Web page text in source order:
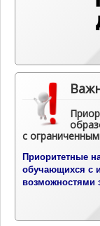
с
Приоритетные
обучающихся с
возможностями